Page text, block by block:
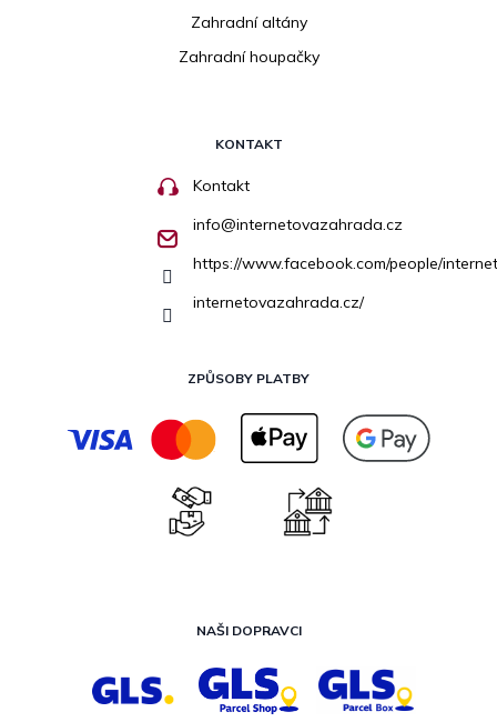
Zahradní altány
Zahradní houpačky
KONTAKT
Kontakt
info@internetovazahrada.cz
https://www.facebook.com/people/
internetovazahrada.cz/
ZPŮSOBY PLATBY
NAŠI DOPRAVCI